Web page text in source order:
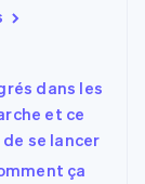
dans les
et ce
se lancer
ça